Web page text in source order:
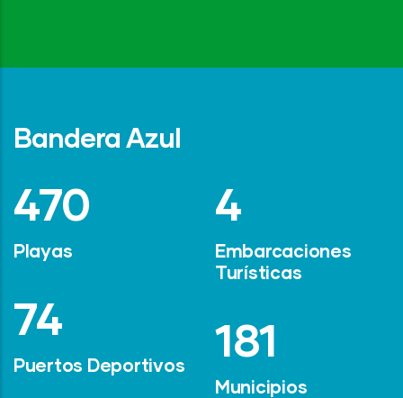
Bandera Azul
642
Playas
101
Puertos Deportivos
6
Embarcaciones
Turísticas
247
Municipios